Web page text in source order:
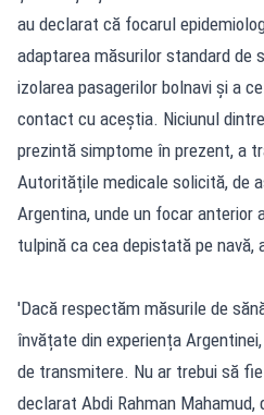
au declarat că focarul
adaptarea măsurilor standard de
izolarea pasagerilor bolnavi și a
contact cu aceștia. Niciunul
prezintă simptome în prezent, a
Autoritățile medicale solicită, de
Argentina, unde un focar anterior
tulpină ca cea depistată pe
'Dacă respectăm măsurile de
învățate din experiența
de transmitere. Nu ar trebui să
declarat Abdi Rahman